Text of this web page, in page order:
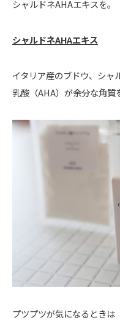
シャルドネAHAエキスを。
シャルドネAHAエキス
イタリア産のブドウ、シャ
乳酸（AHA）が余分な角質
プツプツが気になるときは